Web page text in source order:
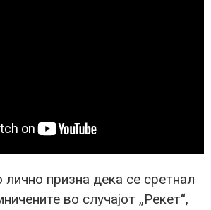
призна дека се сретнал
во случајот „Рекет“,